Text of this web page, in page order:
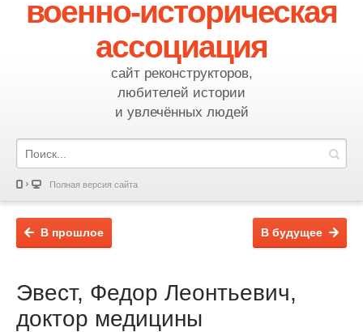
военно-историческая
ассоциация
сайт реконструкторов,
любителей истории
и увлечённых людей
Полная версия сайта
В будущее
В прошлое
Эвест, Федор Леонтьевич,
доктор медицины